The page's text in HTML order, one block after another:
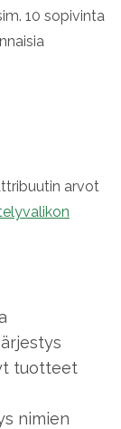
10 sopivinta
arvot
tuotteet
nimien